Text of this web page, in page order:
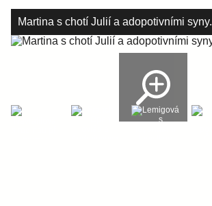
Martina s chotí Julií a adopotivními syny.